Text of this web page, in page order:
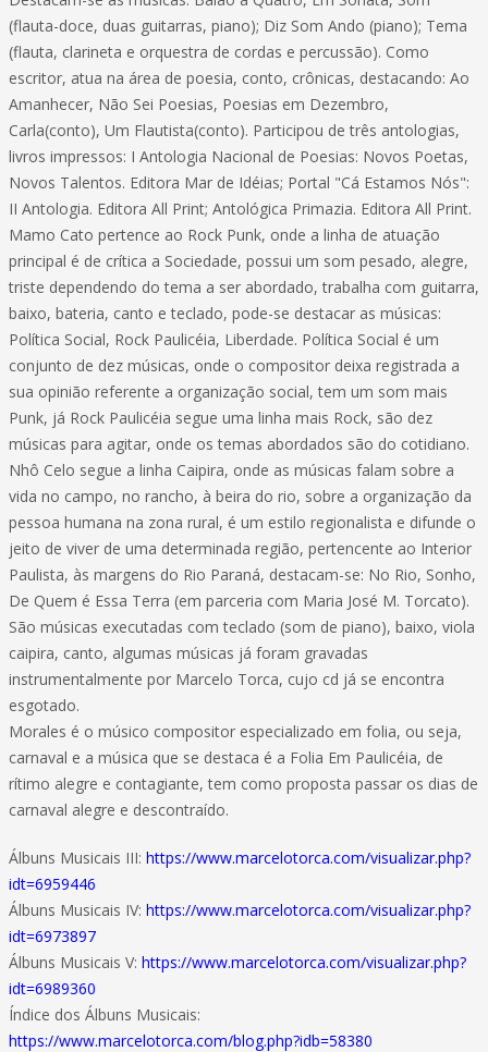
(flauta-doce, duas guitarras, piano); Diz Som Ando (piano); Tema
(flauta, clarineta e orquestra de cordas e percussão). Como
escritor, atua na área de poesia, conto, crônicas, destacando: Ao
Amanhecer, Não Sei Poesias, Poesias em Dezembro,
Carla(conto), Um Flautista(conto). Participou de três antologias,
livros impressos: I Antologia Nacional de Poesias: Novos Poetas,
Novos Talentos. Editora Mar de Idéias; Portal "Cá Estamos Nós":
II Antologia. Editora All Print; Antológica Primazia. Editora All Print.
Mamo Cato pertence ao Rock Punk, onde a linha de atuação
principal é de crítica a Sociedade, possui um som pesado, alegre,
triste dependendo do tema a ser abordado, trabalha com guitarra,
baixo, bateria, canto e teclado, pode-se destacar as músicas:
Política Social, Rock Paulicéia, Liberdade. Política Social é um
conjunto de dez músicas, onde o compositor deixa registrada a
sua opinião referente a organização social, tem um som mais
Punk, já Rock Paulicéia segue uma linha mais Rock, são dez
músicas para agitar, onde os temas abordados são do cotidiano.
Nhô Celo segue a linha Caipira, onde as músicas falam sobre a
vida no campo, no rancho, à beira do rio, sobre a organização da
pessoa humana na zona rural, é um estilo regionalista e difunde o
jeito de viver de uma determinada região, pertencente ao Interior
Paulista, às margens do Rio Paraná, destacam-se: No Rio, Sonho,
De Quem é Essa Terra (em parceria com Maria José M. Torcato).
São músicas executadas com teclado (som de piano), baixo, viola
caipira, canto, algumas músicas já foram gravadas
instrumentalmente por Marcelo Torca, cujo cd já se encontra
esgotado.
Morales é o músico compositor especializado em folia, ou seja,
carnaval e a música que se destaca é a Folia Em Paulicéia, de
rítimo alegre e contagiante, tem como proposta passar os dias de
carnaval alegre e descontraído.
Álbuns Musicais III: https://www.marcelotorca.com/visualizar.php?
idt=6959446
Álbuns Musicais IV: https://www.marcelotorca.com/visualizar.php?
idt=6973897
Álbuns Musicais V: https://www.marcelotorca.com/visualizar.php?
idt=6989360
Índice dos Álbuns Musicais:
https://www.marcelotorca.com/blog.php?idb=58380